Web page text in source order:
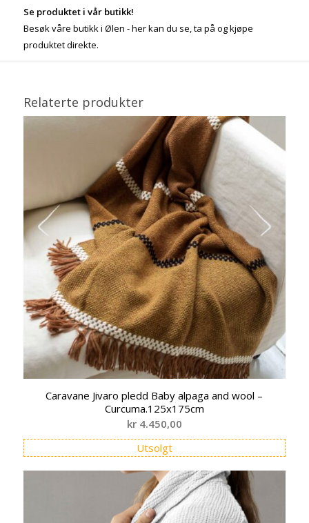
Se produktet i vår butikk!
Besøk våre butikk i Ølen - her kan du se, ta på og kjøpe
produktet direkte.
Relaterte produkter
Caravane Jivaro pledd Baby alpaga and wool –
Curcuma.125x175cm
kr4.450,00
Utsolgt